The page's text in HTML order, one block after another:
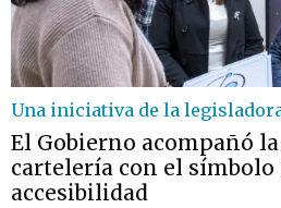
Una iniciativa de la
El Gobierno acompañó
cartelería con el
accesibilidad